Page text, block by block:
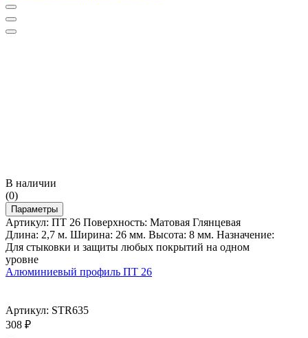
В наличии
(0)
Параметры
Артикул: ПТ 26 Поверхность: Матовая Глянцевая
Длина: 2,7 м. Ширина: 26 мм. Высота: 8 мм. Назначение:
Для стыковки и защиты любых покрытий на одном
уровне
Алюминиевый профиль ПТ 26
Артикул: STR635
308 ₽